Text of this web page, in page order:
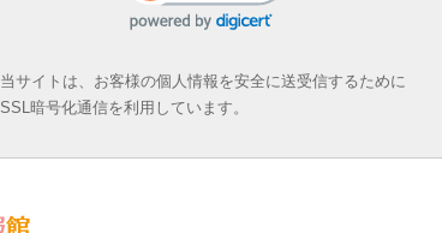
当サイトは、お客様の個人情報を安全に送受信するために
SSL暗号化通信を利用しています。